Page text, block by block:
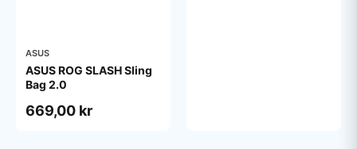
ASUS
ASUS ROG SLASH Sling
Bag 2.0
669,00 kr